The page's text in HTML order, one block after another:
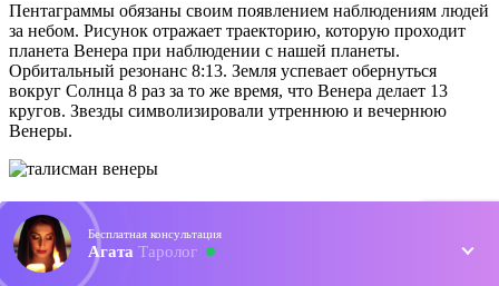
Пентаграммы обязаны своим появлением наблюдениям людей
за небом. Рисунок отражает траекторию, которую проходит
планета Венера при наблюдении с нашей планеты.
Орбитальный резонанс 8:13. Земля успевает обернуться
вокруг Солнца 8 раз за то же время, что Венера делает 13
кругов. Звезды символизировали утреннюю и вечернюю
Венеры.
Пентакль Соломона
Это – знаменитый атрибут царя, даровавший ему мудрость и
любовь народа. Существует 2-е версии того, как выглядел
Бесплатная консультация
Агата Таролог